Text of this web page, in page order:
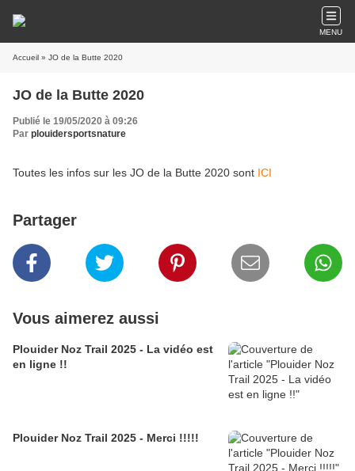
MENU
Accueil » JO de la Butte 2020
JO de la Butte 2020
Publié le 19/05/2020 à 09:26
Par plouidersportsnature
Toutes les infos sur les JO de la Butte 2020 sont ICI
Partager
Vous aimerez aussi
Plouider Noz Trail 2025 - La vidéo est
en ligne !!
Plouider Noz Trail 2025 - Merci !!!!!